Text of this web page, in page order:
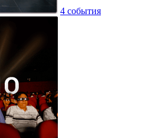
4 события